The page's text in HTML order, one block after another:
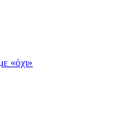
«όχι»